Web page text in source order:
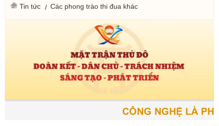
Tin tức Các phong trào thi đua khác
CÔNG NGHỆ LÀ